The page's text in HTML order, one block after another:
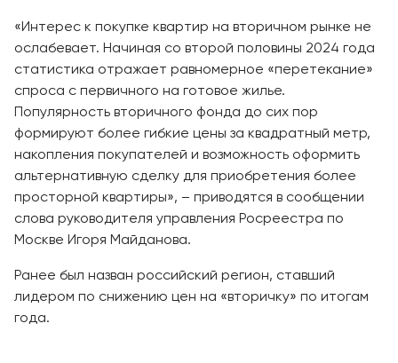
«Интерес к покупке квартир на вторичном рынке не
ослабевает. Начиная со второй половины 2024 года
статистика отражает равномерное «перетекание»
спроса с первичного на готовое жилье.
Популярность вторичного фонда до сих пор
формируют более гибкие цены за квадратный метр,
накопления покупателей и возможность оформить
альтернативную сделку для приобретения более
просторной квартиры», – приводятся в сообщении
слова руководителя управления Росреестра по
Москве Игоря Майданова.
Ранее был назван российский регион, ставший
лидером по снижению цен на «вторичку» по итогам
года.